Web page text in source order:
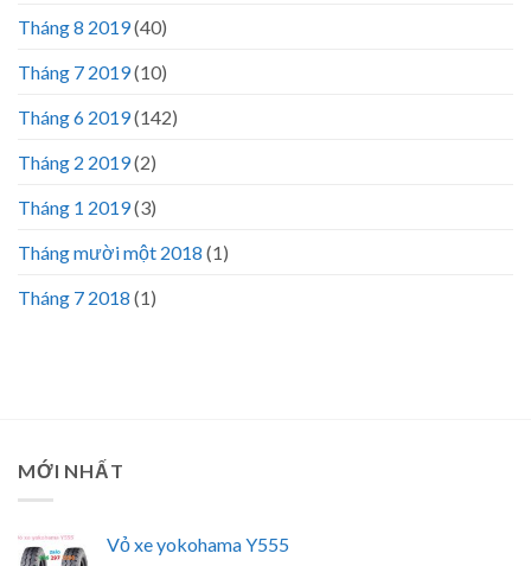
Tháng 8 2019(40)
Tháng 7 2019(10)
Tháng 6 2019(142)
Tháng 2 2019(2)
Tháng 1 2019(3)
Tháng mười một 2018 (1)
Tháng 7 2018 (1)
MỚI NHẤT
Vỏ xe yokohama Y555